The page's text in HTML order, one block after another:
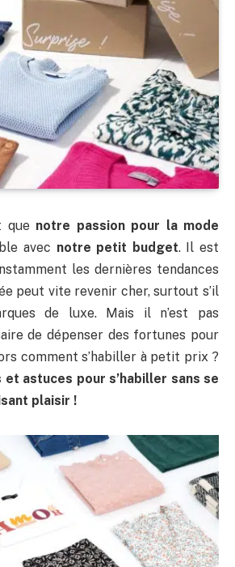
que notre passion pour la mode
avec notre petit budget. Il est
les dernières tendances
peut vite revenir cher, surtout s’il
de luxe. Mais il n’est pas
de dépenser des fortunes pour
comment s’habiller à petit prix ?
et astuces pour s’habiller sans se
plaisir !